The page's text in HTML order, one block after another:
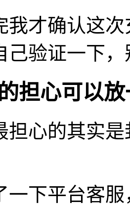
我才确认这
己验证一下
担心可以
担心的其实
一下平台客